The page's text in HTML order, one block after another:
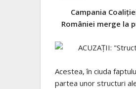
Campania
României merge la
Acestea, în ciuda
partea unor structuri